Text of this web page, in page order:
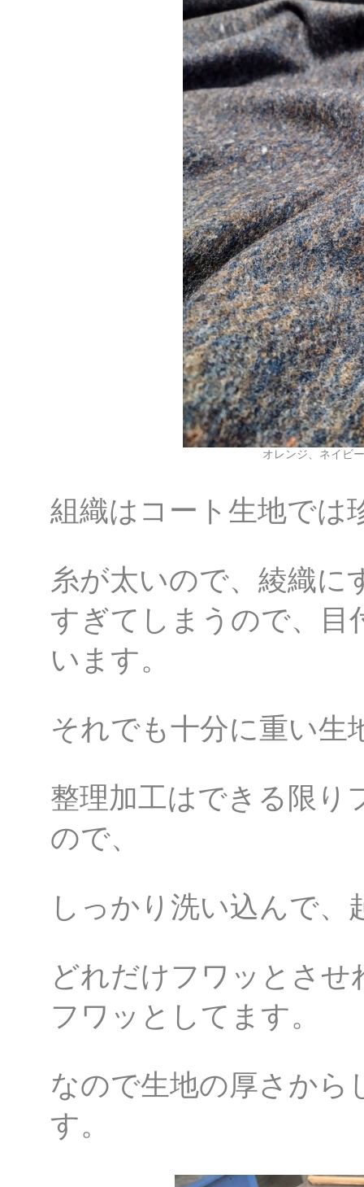
オレンジ、ネイビ
組織はコート生地では
糸が太いので、綾織に
すぎてしまうので、目
います。
それでも十分に重い生
整理加工はできる限り
ので、
しっかり洗い込んで
どれだけフワッとさ
フワッとしてます。
なので生地の厚さから
す。